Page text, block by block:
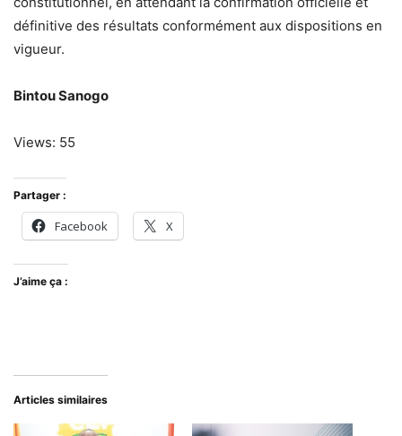
définitive des résultats conformément aux dispositions en
vigueur.
Bintou Sanogo
Views: 55
Partager :
Facebook X
J’aime ça :
Articles similaires